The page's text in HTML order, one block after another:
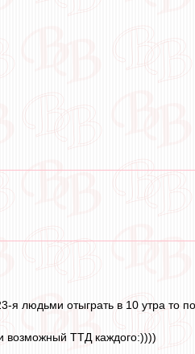
я людьми отыграть в 10 утра то
возможный ТТД каждого:))))